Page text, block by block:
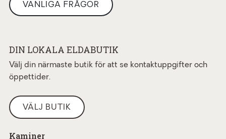
VANLIGA FRÅGOR
DIN LOKALA ELDABUTIK
Välj din närmaste butik för att se kontaktuppgifter och
öppettider.
VÄLJ BUTIK
Kaminer